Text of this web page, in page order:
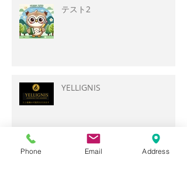
テスト2
YELLIGNIS
【質問】志望校に合格したいで
Phone Email Address